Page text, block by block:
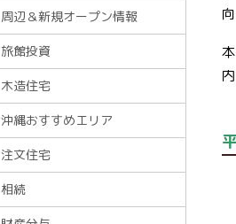
周辺＆新規オープン情報
旅館投資
木造住宅
沖縄おすすめエリア
注文住宅
相続